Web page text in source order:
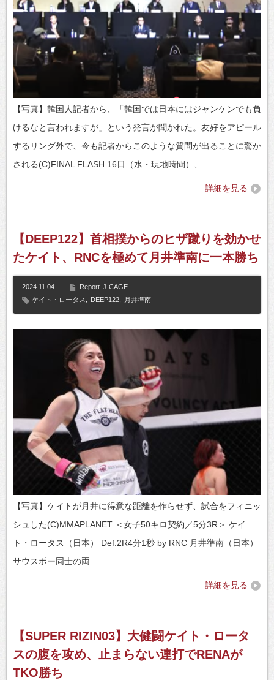
【写真】韓国人記者から、「韓国では日本にはジャンケンでも負
けるなと言われますが」という発言が聞かれた。友好をアピール
するリング外で、今も記者からこのような質問が出ることに驚か
される(C)FINAL FLASH 16日（水・現地時間）、…
詳細を見る
【DEEP122】首相撲からのヒザ蹴りを効かせ
たケイト、RNCを極めて月井準南に一本勝ち
2024.11.04 Report J-CAGE
ケイト・ロータス
DEEP122 月井準南
【写真】ケイトが月井に得意な距離を作らせず、試合をフィニッ
シュした(C)MMAPLANET ＜女子50キロ契約／5分3R＞ ケイ
ト・ロータス（日本） Def.2R4分1秒 by RNC 月井準南（日本）
サウスポー同士の両…
詳細を見る
【SUPER RIZIN03】大健闘ケイト・ロータ
スの腹を攻め、止まらない連打でRENAが
TKO勝ち